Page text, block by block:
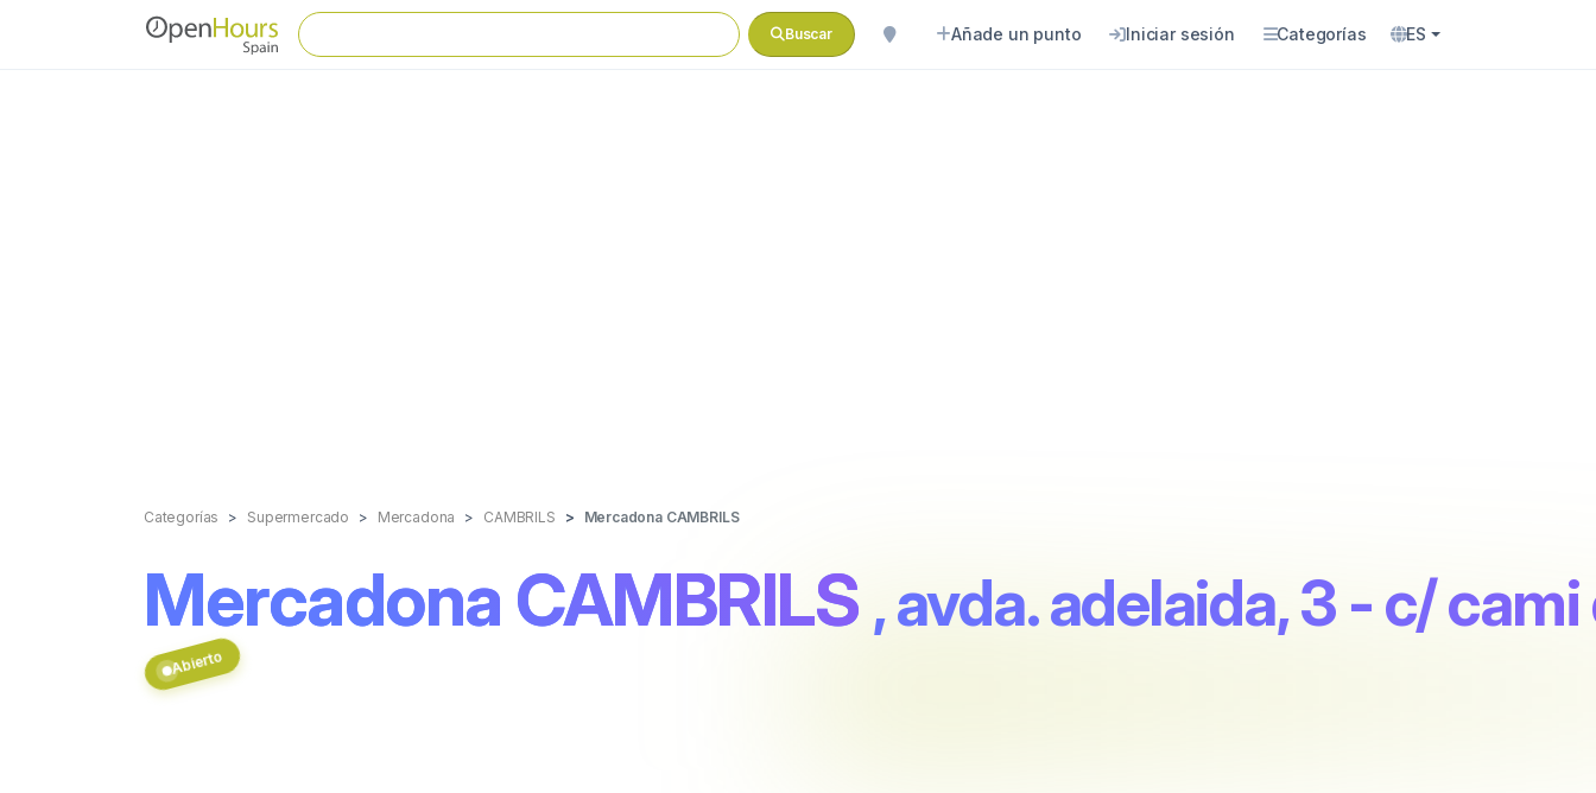
Buscar Añade un punto Iniciar sesión Categorías ES
Categorías Supermercado Mercadona CAMBRILS Mercadona CAMBRILS
Mercadona CAMBRILS , avda. adelaida, 3 - c/
Abierto